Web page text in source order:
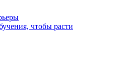
чтобы расти